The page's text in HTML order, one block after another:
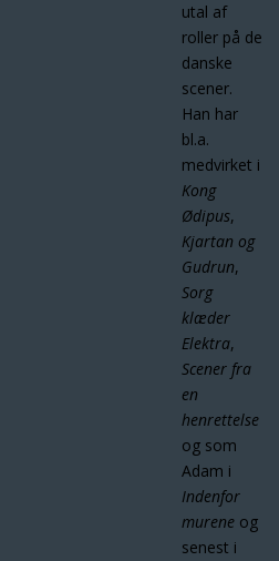
utal af
roller på de
danske
scener.
Han har
bl.a.
medvirket i
Kong
Ødipus,
Kjartan og
Gudrun,
Sorg
klæder
Elektra,
Scener fra
en
henrettelse
og som
Adam i
Indenfor
murene og
senest i